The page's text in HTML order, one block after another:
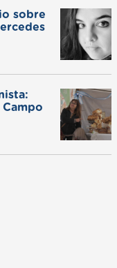
sobre
Campo